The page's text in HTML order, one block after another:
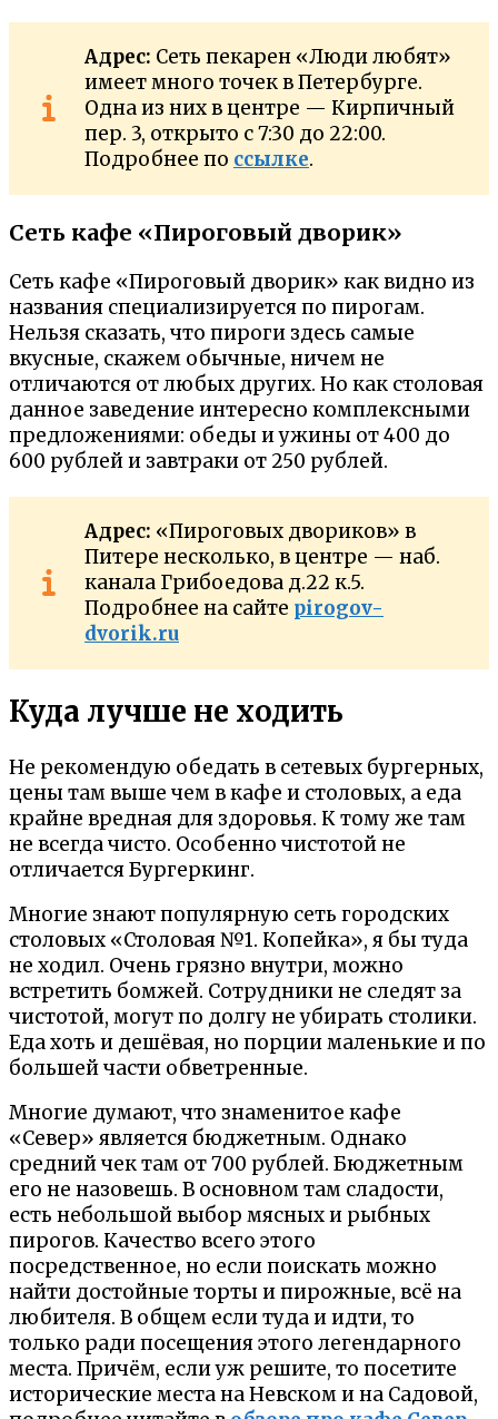
Адрес: Сеть пекарен «Люди любят»
имеет много точек в Петербурге.
Одна из них в центре — Кирпичный
пер. 3, открыто с 7:30 до 22:00.
Подробнее по ссылке.
Сеть кафе «Пироговый дворик»
Сеть кафе «Пироговый дворик» как видно из
названия специализируется по пирогам.
Нельзя сказать, что пироги здесь самые
вкусные, скажем обычные, ничем не
отличаются от любых других. Но как столовая
данное заведение интересно комплексными
предложениями: обеды и ужины от 400 до
600 рублей и завтраки от 250 рублей.
Адрес: «Пироговых двориков» в
Питере несколько, в центре — наб.
канала Грибоедова д.22 к.5.
Подробнее на сайте pirogov-
dvorik.ru
Куда лучше не ходить
Не рекомендую обедать в сетевых бургерных,
цены там выше чем в кафе и столовых, а еда
крайне вредная для здоровья. К тому же там
не всегда чисто. Особенно чистотой не
отличается Бургеркинг.
Многие знают популярную сеть городских
столовых «Столовая №1. Копейка», я бы туда
не ходил. Очень грязно внутри, можно
встретить бомжей. Сотрудники не следят за
чистотой, могут по долгу не убирать столики.
Еда хоть и дешёвая, но порции маленькие и по
большей части обветренные.
Многие думают, что знаменитое кафе
«Север» является бюджетным. Однако
средний чек там от 700 рублей. Бюджетным
его не назовешь. В основном там сладости,
есть небольшой выбор мясных и рыбных
пирогов. Качество всего этого
посредственное, но если поискать можно
найти достойные торты и пирожные, всё на
любителя. В общем если туда и идти, то
только ради посещения этого легендарного
места. Причём, если уж решите, то посетите
исторические места на Невском и на Садовой,